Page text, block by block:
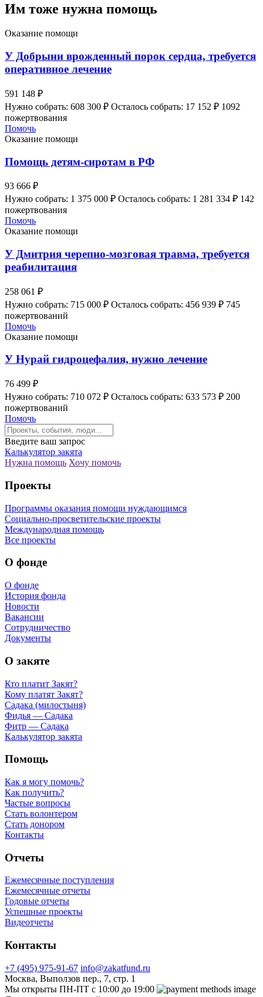
Им тоже нужна помощь
Оказание помощи
У Добрыни врожденный порок сердца, требуется
оперативное лечение
591 148 ₽
Нужно собрать: 608 300 ₽ Осталось собрать: 17 152 ₽ 1092
пожертвования
Помочь
Оказание помощи
Помощь детям-сиротам в РФ
93 666 ₽
Нужно собрать: 1 375 000 ₽ Осталось собрать: 1 281 334 ₽ 142
пожертвования
Помочь
Оказание помощи
У Дмитрия черепно-мозговая травма, требуется
реабилитация
258 061 ₽
Нужно собрать: 715 000 ₽ Осталось собрать: 456 939 ₽ 745
пожертвований
Помочь
Оказание помощи
У Нурай гидроцефалия, нужно лечение
76 499 ₽
Нужно собрать: 710 072 ₽ Осталось собрать: 633 573 ₽ 200
пожертвований
Помочь
Введите ваш запрос
Калькулятор закята
Нужна помощь Хочу помочь
Проекты
Программы оказания помощи нуждающимся
Социально-просветительские проекты
Международная помощь
Все проекты
О фонде
О фонде
История фонда
Новости
Вакансии
Сотрудничество
Документы
О закяте
Кто платит Закят?
Кому платят Закят?
Садака (милостыня)
Фидья — Садака
Фитр — Садака
Калькулятор закята
Помощь
Как я могу помочь?
Как получить?
Частые вопросы
Стать волонтером
Стать донором
Контакты
Отчеты
Ежемесячные поступления
Ежемесячные отчеты
Годовые отчеты
Успешные проекты
Видеотчеты
Контакты
+7 (495) 975-91-67 info@zakatfund.ru
Москва, Выползов пер., 7, стр. 1
Мы открыты ПН-ПТ с 10:00 до 19:00